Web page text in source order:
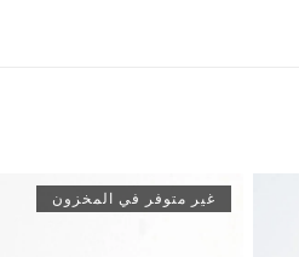
غير متوفر في المخزون